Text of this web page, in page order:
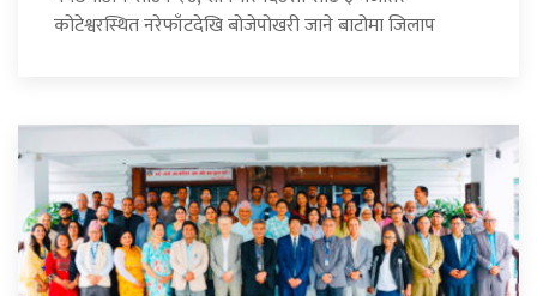
कोटेश्वरस्थित नरेफाँटदेखि बोजेपोखरी जाने बाटोमा जिलाप